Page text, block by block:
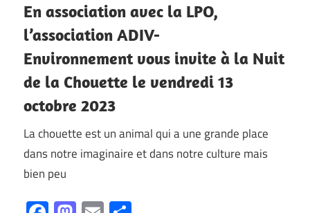
En association avec la LPO,
l’association ADIV-
Environnement vous invite à la Nuit
de la Chouette le vendredi 13
octobre 2023
La chouette est un animal qui a une grande place
dans notre imaginaire et dans notre culture mais
bien peu